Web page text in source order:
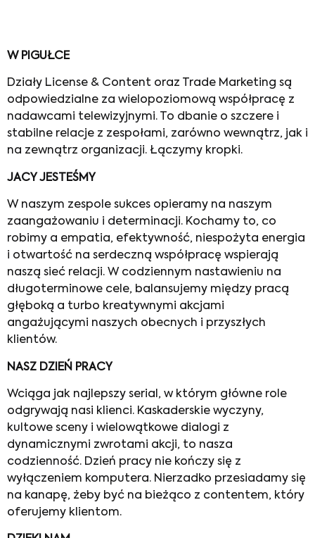
W PIGUŁCE
Działy License & Content oraz Trade Marketing są
odpowiedzialne za wielopoziomową współpracę z
nadawcami telewizyjnymi. To dbanie o szczere i
stabilne relacje z zespołami, zarówno wewnątrz, jak i
na zewnątrz organizacji. Łączymy kropki.
JACY JESTEŚMY
W naszym zespole sukces opieramy na naszym
zaangażowaniu i determinacji. Kochamy to, co
robimy a empatia, efektywność, niespożyta energia
i otwartość na serdeczną współpracę wspierają
naszą sieć relacji. W codziennym nastawieniu na
długoterminowe cele, balansujemy między pracą
głęboką a turbo kreatywnymi akcjami
angażującymi naszych obecnych i przyszłych
klientów.
NASZ DZIEŃ PRACY
Wciąga jak najlepszy serial, w którym główne role
odgrywają nasi klienci. Kaskaderskie wyczyny,
kultowe sceny i wielowątkowe dialogi z
dynamicznymi zwrotami akcji, to nasza
codzienność. Dzień pracy nie kończy się z
wyłączeniem komputera. Nierzadko przesiadamy się
na kanapę, żeby być na bieżąco z contentem, który
oferujemy klientom.